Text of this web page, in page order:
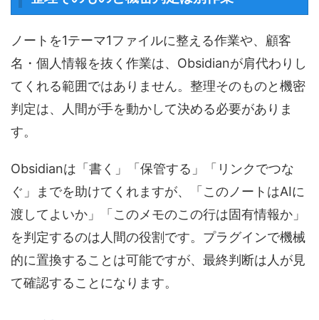
ノートを1テーマ1ファイルに整える作業や、顧客
名・個人情報を抜く作業は、Obsidianが肩代わりし
てくれる範囲ではありません。整理そのものと機密
判定は、人間が手を動かして決める必要がありま
す。
Obsidianは「書く」「保管する」「リンクでつな
ぐ」までを助けてくれますが、「このノートはAIに
渡してよいか」「このメモのこの行は固有情報か」
を判定するのは人間の役割です。プラグインで機械
的に置換することは可能ですが、最終判断は人が見
て確認することになります。